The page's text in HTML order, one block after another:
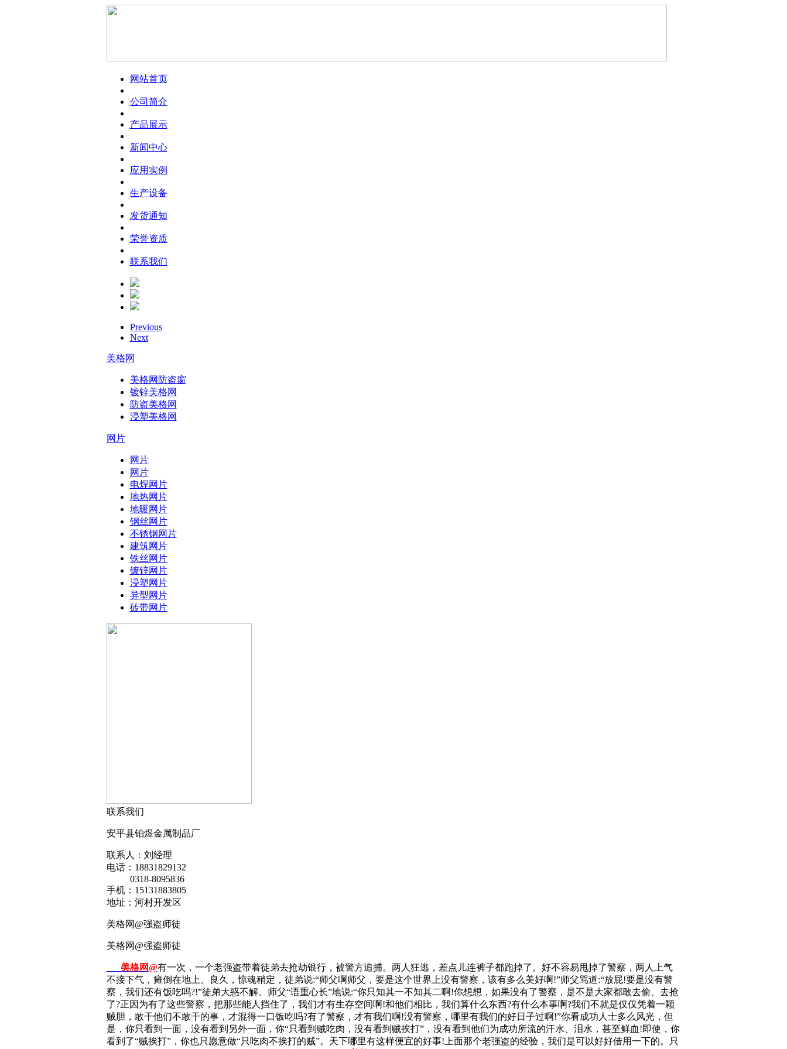
网站首页
公司简介
产品展示
新闻中心
应用实例
生产设备
发货通知
荣誉资质
联系我们
Previous
Next
美格网
美格网防盗窗
镀锌美格网
防盗美格网
浸塑美格网
网片
网片
网片
电焊网片
地热网片
地暖网片
钢丝网片
不锈钢网片
建筑网片
铁丝网片
镀锌网片
浸塑网片
异型网片
砖带网片
联系我们
安平县铂煜金属制品厂
联系人：刘经理
电话：18831829132
0318-8095836
手机：15131883805
地址：河村开发区
美格网@强盗师徒
美格网@强盗师徒
美格网@有一次，一个老强盗带着徒弟去抢劫银行，被警方追捕。两人狂逃，差点儿连裤子都跑掉了。好不容易甩掉了警察，两人上气
不接下气，瘫倒在地上。良久，惊魂稍定，徒弟说:“师父啊师父，要是这个世界上没有警察，该有多么美好啊!”师父骂道:“放屁!要是没有警
察，我们还有饭吃吗?!”徒弟大惑不解。师父“语重心长”地说:“你只知其一不知其二啊!你想想，如果没有了警察，是不是大家都敢去偷、去抢
了?正因为有了这些警察，把那些能人挡住了，我们才有生存空间啊!和他们相比，我们算什么东西?有什么本事啊?我们不就是仅仅凭着一颗
贼胆，敢干他们不敢干的事，才混得一口饭吃吗?有了警察，才有我们啊!没有警察，哪里有我们的好日子过啊!”你看成功人士多么风光，但
是，你只看到一面，没有看到另外一面，你“只看到贼吃肉，没有看到贼挨打”，没有看到他们为成功所流的汗水、泪水，甚至鲜血!即使，你
看到了“贼挨打”，你也只愿意做“只吃肉不挨打的贼”。天下哪里有这样便宜的好事!上面那个老强盗的经验，我们是可以好好借用一下的。只